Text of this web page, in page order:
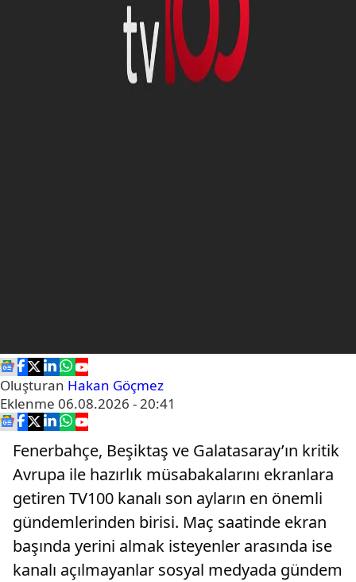
Oluşturan Hakan Göçmez
Eklenme 06.08.2026 - 20:41
Fenerbahçe, Beşiktaş ve Galatasaray’ın kritik
Avrupa ile hazırlık müsabakalarını ekranlara
getiren TV100 kanalı son ayların en önemli
gündemlerinden birisi. Maç saatinde ekran
başında yerini almak isteyenler arasında ise
kanalı açılmayanlar sosyal medyada gündem